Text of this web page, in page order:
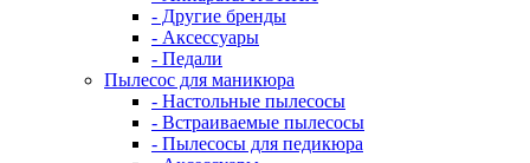
- Другие бренды
- Аксессуары
- Педали
Пылесос для маникюра
- Настольные пылесосы
- Встраиваемые пылесосы
- Пылесосы для педикюра